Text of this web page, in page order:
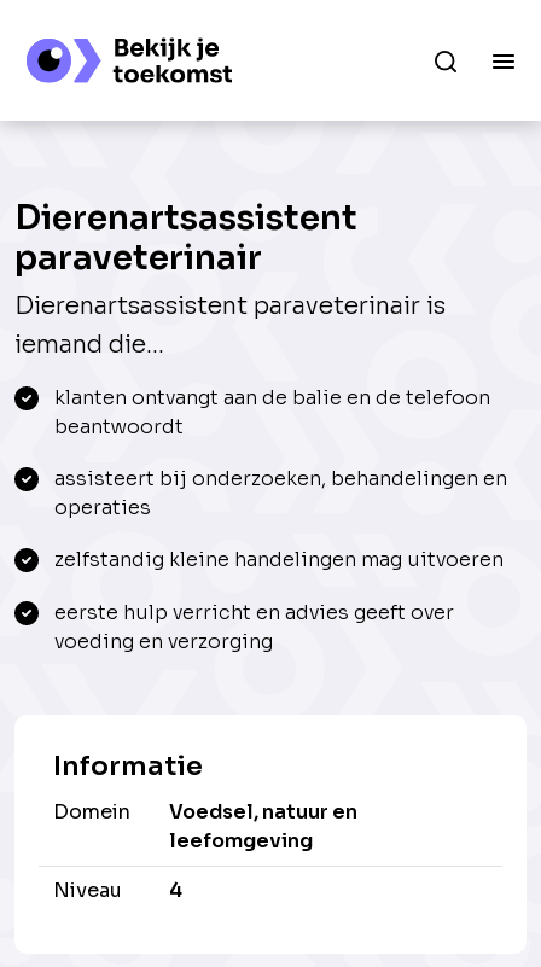
Dierenartsassistent
paraveterinair
Dierenartsassistent paraveterinair is
iemand die...
klanten ontvangt aan de balie en de telefoon
beantwoordt
assisteert bij onderzoeken, behandelingen en
operaties
zelfstandig kleine handelingen mag uitvoeren
eerste hulp verricht en advies geeft over
voeding en verzorging
Informatie
Domein
Voedsel, natuur en
leefomgeving
Niveau
4